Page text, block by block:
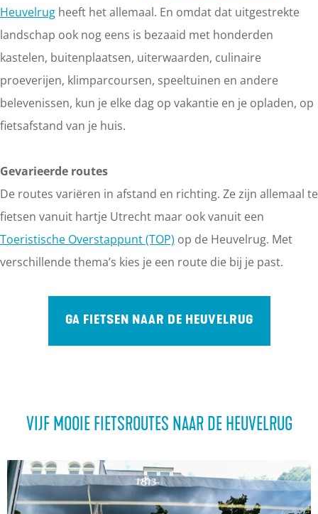
Heuvelrug heeft het allemaal. En omdat dat uitgestrekte
landschap ook nog eens is bezaaid met honderden
kastelen, buitenplaatsen, uiterwaarden, culinaire
proeverijen, klimparcoursen, speeltuinen en andere
belevenissen, kun je elke dag op vakantie en je opladen, op
fietsafstand van je huis.
Gevarieerde routes
De routes variëren in afstand en richting. Ze zijn allemaal te
fietsen vanuit hartje Utrecht maar ook vanuit een
Toeristische Overstappunt (TOP) op de Heuvelrug. Met
verschillende thema’s kies je een route die bij je past.
GA FIETSEN NAAR DE HEUVELRUG
VIJF MOOIE FIETSROUTES NAAR DE HEUVELRUG
G
o